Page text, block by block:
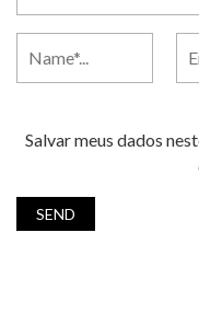
Salvar meus dados